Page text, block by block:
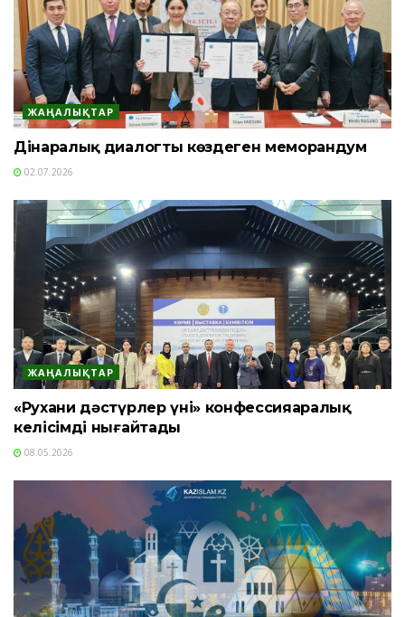
ЖАҢАЛЫҚТАР
Дінаралық диалогты көздеген меморандум
02.07.2026
ЖАҢАЛЫҚТАР
«Рухани дәстүрлер үні» конфессияаралық
келісімді нығайтады
08.05.2026